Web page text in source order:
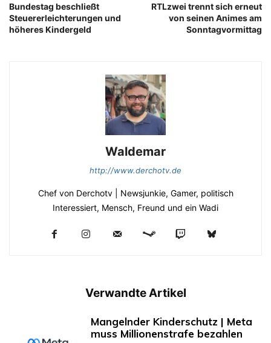
Bundestag beschließt
Steuererleichterungen und
höheres Kindergeld
RTLzwei trennt sich erneut
von seinen Animes am
Sonntagvormittag
Waldemar
http://www.derchotv.de
Chef von Derchotv | Newsjunkie, Gamer, politisch
Interessiert, Mensch, Freund und ein Wadi
Verwandte Artikel
Mangelnder Kinderschutz | Meta
muss Millionenstrafe bezahlen